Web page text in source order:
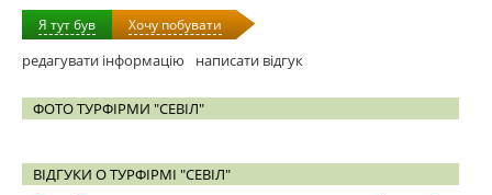
Я тут був Хочу побувати
редагувати інформацію написати відгук
ФОТО ТУРФІРМИ "СЕВІЛ"
ВІДГУКИ О ТУРФІРМІ "СЕВІЛ"